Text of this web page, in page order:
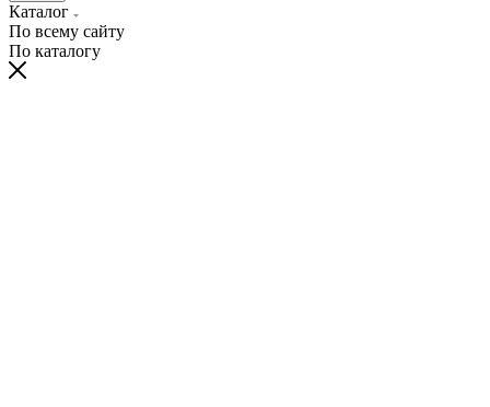
Каталог
По всему сайту
По каталогу